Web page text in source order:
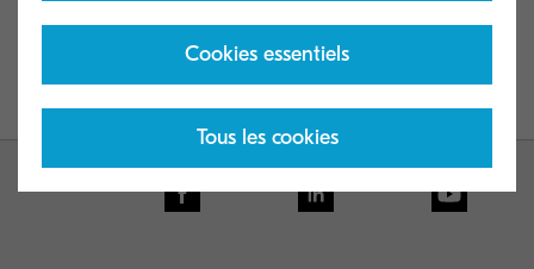
Visionnez notre webinar en Replay
Cookies essentiels
Tous les cookies